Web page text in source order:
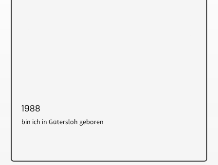
1988
bin ich in Gütersloh geboren